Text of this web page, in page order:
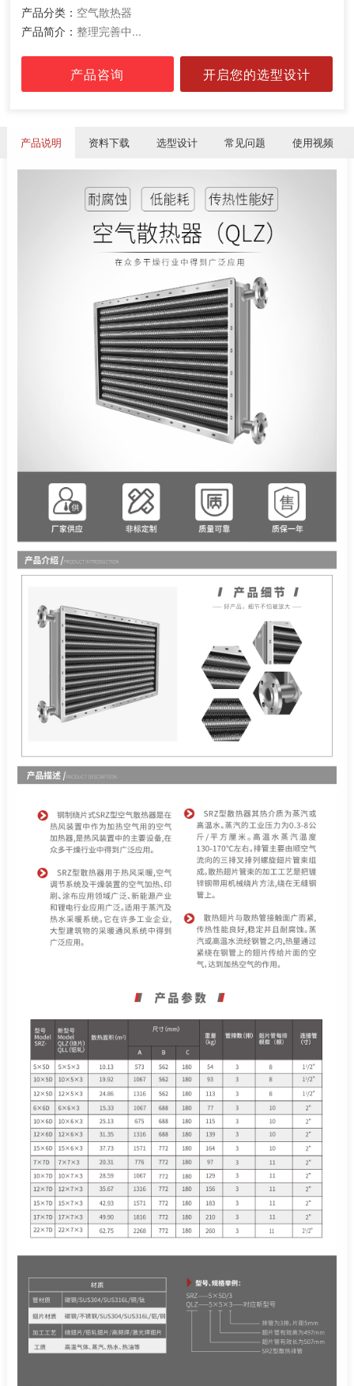
产品分类： 空气散热器
产品简介： 整理完善中...
产品咨询 开启您的选型设计
产品说明 资料下载 选型设计 常见问题 使用视频